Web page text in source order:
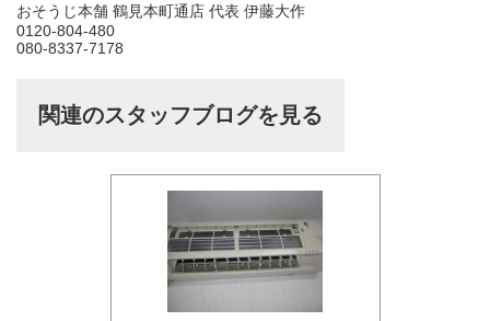
おそうじ本舗 鶴見本町通店 代表 伊藤大作
0120-804-480
080-8337-7178
関連のスタッフブログを見る